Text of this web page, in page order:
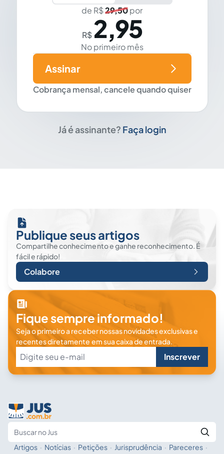
de R$29,50por
R$ 2,95
No primeiro mês
Cobrança mensal, cancele quando quiser
Assinar
Já é assinante? Faça login
Publique seus artigos
Compartilhe conhecimento e ganhe reconhecimento. É
fácil e rápido!
Colabore
Fique sempre informado!
Seja o primeiro a receber nossas novidades exclusivas e
recentes diretamente em sua caixa de entrada.
Inscrever
Artigos · Notícias · Petições · Jurisprudência · Pareceres ·